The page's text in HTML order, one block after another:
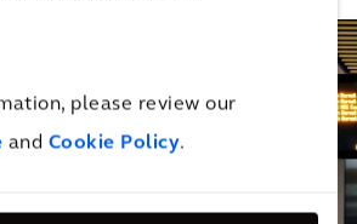
please review our
and Cookie Policy.